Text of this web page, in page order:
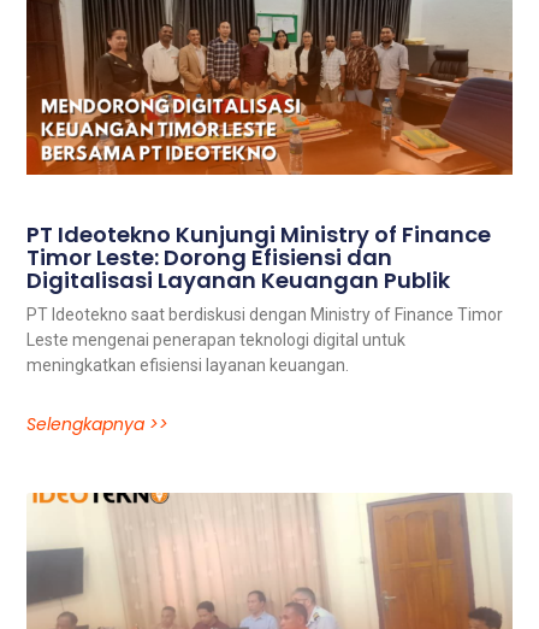
PT Ideotekno Kunjungi Ministry of Finance
Timor Leste: Dorong Efisiensi dan
Digitalisasi Layanan Keuangan Publik
PT Ideotekno saat berdiskusi dengan Ministry of Finance Timor
Leste mengenai penerapan teknologi digital untuk
meningkatkan efisiensi layanan keuangan.
Selengkapnya >>